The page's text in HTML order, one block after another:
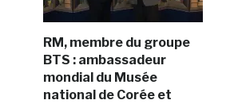
RM, membre du groupe
BTS : ambassadeur
mondial du Musée
national de Corée et